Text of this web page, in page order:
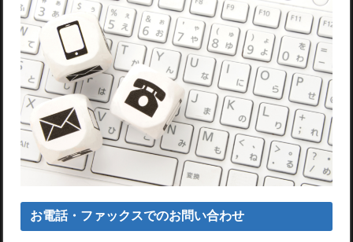
お電話・ファックスでのお問い合わせ